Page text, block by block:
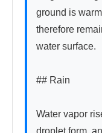
ground is
therefore
water surface.
## Rain
Water vapor